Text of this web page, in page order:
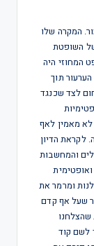
המקרה שלו
השופטת
המחוזי היה
תוך
לצד שכנגד
לא מאמין לאף
הדיון
והמחשבות
ומרמר את
שעל אף קדם
שהצלחנו
במשרד לשם קוד